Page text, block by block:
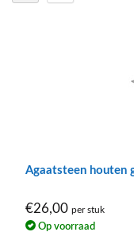
Agaatsteen houten
€26,00 per stuk
Op voorraad